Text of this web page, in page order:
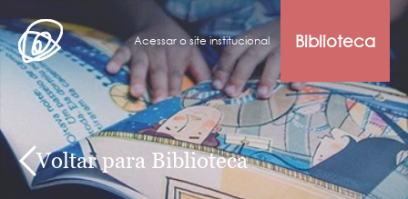
Acessar o site institucional Biblioteca
Voltar para Biblioteca